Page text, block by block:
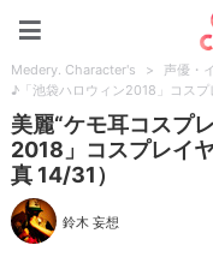
Medery. Character's > 声優・
♪「池袋ハロウィン2018」コスプ
美麗“ケモ耳コスプ
2018」コスプレイ
真 14/31）
鈴木 妄想